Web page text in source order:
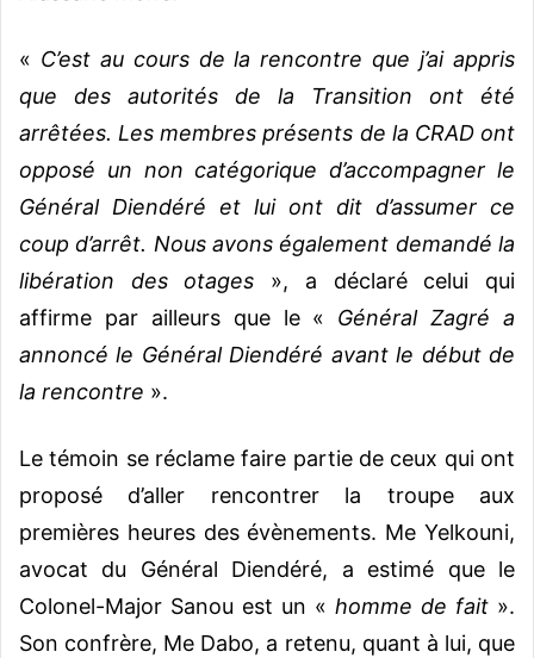
« C’est au cours de la rencontre que j’ai appris
que des autorités de la Transition ont été
arrêtées. Les membres présents de la CRAD ont
opposé un non catégorique d’accompagner le
Général Diendéré et lui ont dit d’assumer ce
coup d’arrêt. Nous avons également demandé la
libération des otages », a déclaré celui qui
affirme par ailleurs que le « Général Zagré a
annoncé le Général Diendéré avant le début de
la rencontre ».
Le témoin se réclame faire partie de ceux qui ont
proposé d’aller rencontrer la troupe aux
premières heures des évènements. Me Yelkouni,
avocat du Général Diendéré, a estimé que le
Colonel-Major Sanou est un « homme de fait ».
Son confrère, Me Dabo, a retenu, quant à lui, que